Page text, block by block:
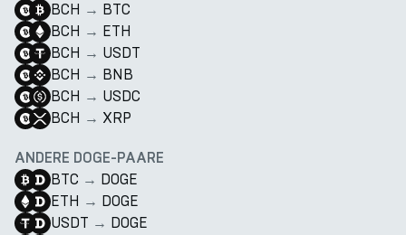
BCH → BTC
BCH → ETH
BCH → USDT
BCH → BNB
BCH → USDC
BCH → XRP
ANDERE DOGE-PAARE
BTC → DOGE
ETH → DOGE
USDT → DOGE